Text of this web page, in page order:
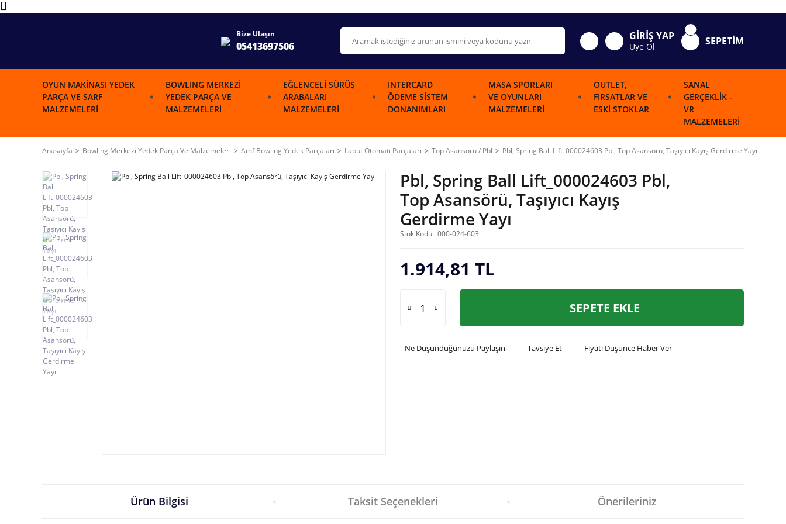
Bize Ulaşın
05413697506
GİRİŞ YAP
Üye Ol SEPETİM
OYUN MAKINASI YEDEK
PARÇA VE SARF
MALZEMELERI
BOWLING MERKEZI
YEDEK PARÇA VE
MALZEMELERI
EĞLENCELI SÜRÜŞ
ARABALARI
MALZEMELERI
INTERCARD
ÖDEME SISTEM
DONANIMLARI
MASA SPORLARI
VE OYUNLARI
MALZEMELERI
OUTLET,
FIRSATLAR VE
ESKI STOKLAR
SANAL
GERÇEKLIK -
VR
MALZEMELERI
Anasayfa Bowlıng Merkezi Yedek Parça Ve Malzemeleri Amf Bowling Yedek Parçaları Labut Otomatı Parçaları Top Asansörü / Pbl Pbl, Spring Ball Lift_000024603 Pbl, Top Asansörü, Taşıyıcı Kayış Gerdirme Yayı
Pbl, Spring Ball Lift_000024603 Pbl,
Top Asansörü, Taşıyıcı Kayış
Gerdirme Yayı
Stok Kodu : 000-024-603
1.914,81 TL
SEPETE EKLE
Ne Düşündüğünüzü Paylaşın Tavsiye Et Fiyatı Düşünce Haber Ver
Ürün Bilgisi Taksit Seçenekleri Önerileriniz